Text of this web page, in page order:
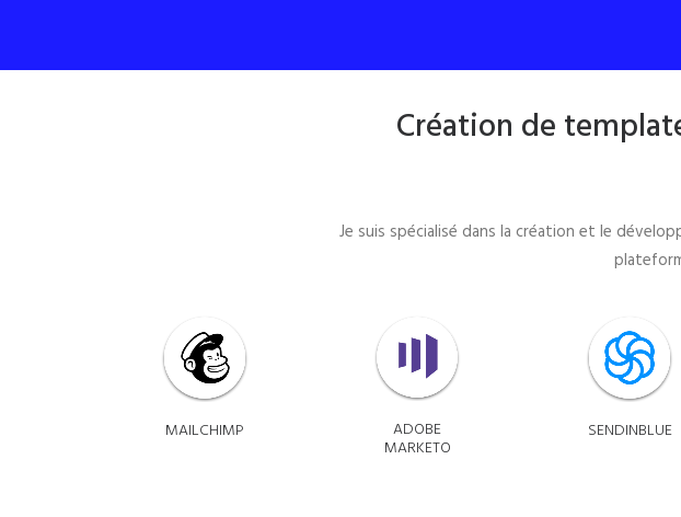
Création de
Je suis spécialisé dans la création et le
MAILCHIMP ADOBE
MARKETO
SENDINBLUE